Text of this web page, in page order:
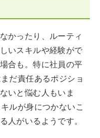
かったり、ルーティ
いスキルや経験がで
合も。特に社員の平
だ責任あるポジショ
いと悩む人もいま
ルが身につかないこ
人がいるようです。